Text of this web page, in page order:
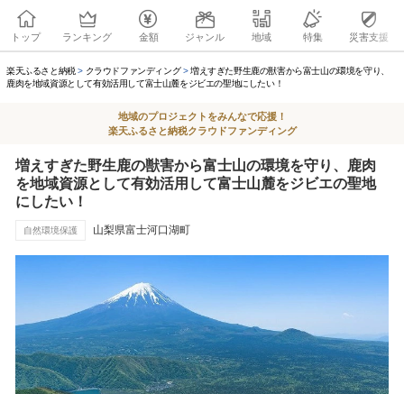
トップ ランキング 金額 ジャンル 地域 特集 災害支援
楽天ふるさと納税 クラウドファンディング
増えすぎた野生鹿の獣害から富士山の環境を守り、
鹿肉を地域資源として有効活用して富士山麓をジビエの聖地にしたい！
地域のプロジェクトをみんなで応援！
楽天ふるさと納税クラウドファンディング
増えすぎた野生鹿の獣害から富士山の環境を守り、鹿肉
を地域資源として有効活用して富士山麓をジビエの聖地
にしたい！
自然環境保護 山梨県富士河口湖町